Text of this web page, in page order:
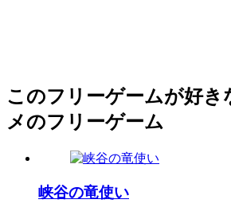
このフリーゲームが好き
メのフリーゲーム
峡谷の竜使い